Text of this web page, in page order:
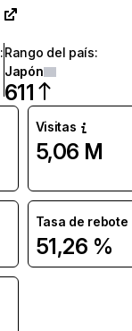
:Rango del país:
Japón
611
Visitas
5,06 M
Tasa de rebote
51,26 %